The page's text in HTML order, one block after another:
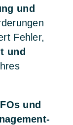
und
Fehler,
und
und